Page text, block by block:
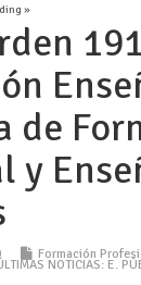
»
de
y
Formación
NOTICIAS: E.